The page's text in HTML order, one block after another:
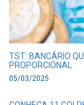
TST: BANCÁRIO
PROPORCIONAL
05/03/2025